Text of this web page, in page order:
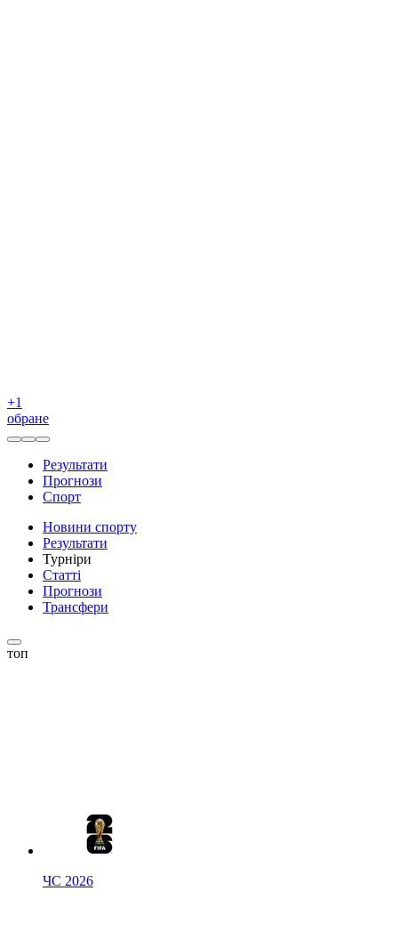
+1
обране
Результати
Прогнози
Спорт
Новини спорту
Результати
Турніри
Статті
Прогнози
Трансфери
топ
ЧС 2026